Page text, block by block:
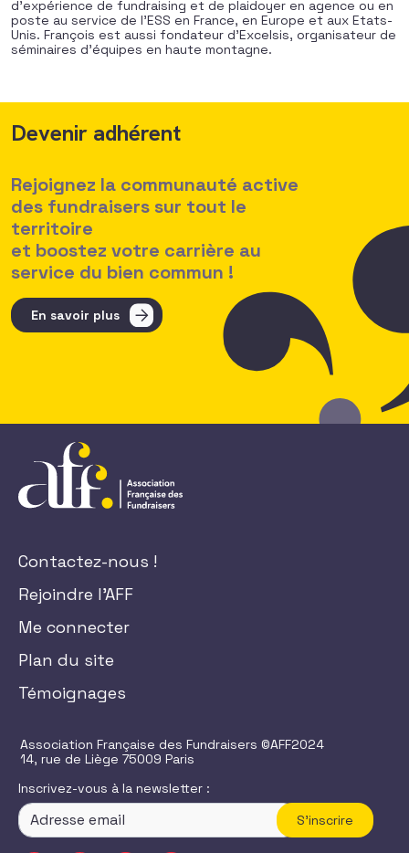
d’expérience de fundraising et de plaidoyer en agence ou en
poste au service de l’ESS en France, en Europe et aux Etats-
Unis. François est aussi fondateur d’Excelsis, organisateur de
séminaires d’équipes en haute montagne.
Devenir adhérent
Rejoignez la communauté active
des fundraisers sur tout le
territoire
et boostez votre carrière au
service du bien commun !
En savoir plus
Contactez-nous !
Rejoindre l'AFF
Me connecter
Plan du site
Témoignages
Association Française des Fundraisers ©AFF2024
14, rue de Liège 75009 Paris
Inscrivez-vous à la newsletter :
S'inscrire